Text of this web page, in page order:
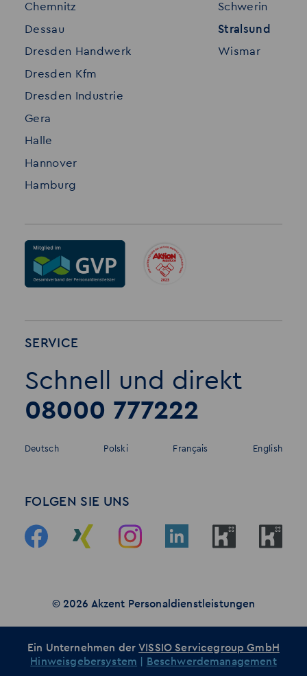
Datenschutz
Impressum
Chemnitz
Dessau
Dresden Handwerk
Dresden Kfm
Dresden Industrie
Gera
Halle
Hannover
Hamburg
Schwerin
Stralsund
Wismar
SERVICE
Schnell und direkt
08000 777222
Deutsch Polski Français English
FOLGEN SIE UNS
© 2026 Akzent Personaldienstleistungen
Ein Unternehmen derVISSIO Servicegroup GmbH
Hinweisgebersystem
Beschwerdemanagement